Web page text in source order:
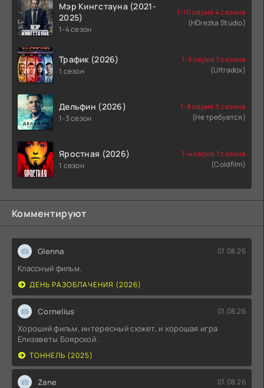
Мэр Кингстауна (2021-
2025)
1-4 сезон
1-10 серия 4 сезона
(HDrezka Studio)
Трафик (2026)
1 сезон
1-5 серия 1 сезона
(Ultradox)
Дельфин (2026)
1-3 сезон
1-8 серия 3 сезона
(Не требуется)
Яростная (2026)
1 сезон
1-4 серия 1 сезона
(Coldfilm)
Комментируют
Glenna 01.08.26
Классный фильм.
ДЕНЬ РАЗОБЛАЧЕНИЯ (2026)
Cornelius 01.08.26
Хороший фильм, интересный сюжет, и хорошая игра
Елизаветы Боярской .
ТОННЕЛЬ (2025)
Zane 01.08.26